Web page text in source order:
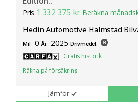
Pris 1 332 375 kr Beräkna
Hedin Automotive Halmstad
Mil: 0 År: 2025 Drivmedel:
Gratis historik
Räkna på försäkring
Jämför